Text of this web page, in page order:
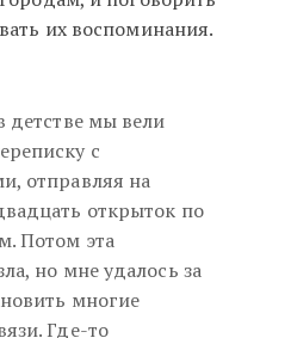
их воспоминания.
детстве мы вели
с
отправляя на
открыток по
Потом эта
но мне удалось за
многие
Где-то